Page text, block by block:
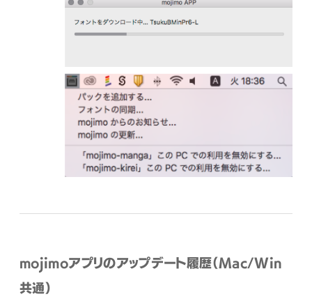
mojimoアプリのアップデート履歴（Mac/Win
共通）